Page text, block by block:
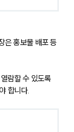
은 홍보물 배포 등
람할 수 있도록
합니다.